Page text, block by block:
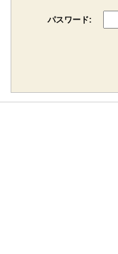
パスワード: